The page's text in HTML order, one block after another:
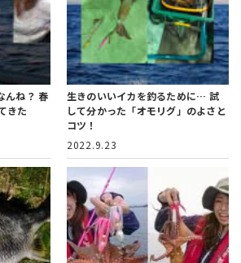
んね？春
きた
生きのいいイカを釣るために… 試
して分かった「オモリグ」のよさと
コツ！
2022.9.23